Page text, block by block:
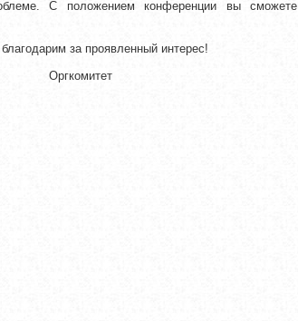
С положением конференции вы
за проявленный интерес!
Оргкомитет